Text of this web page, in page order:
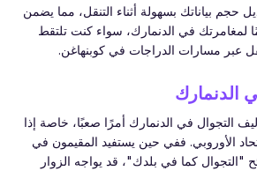
حجم بياناتك بسهولة أثناء التنقل، مما يضمن
لمغامرتك في الدنمارك، سواء كنت تلتقط
عبر مسارات الدراجات في كوبنهاغن.
الدنمارك
التجوال في الدنمارك أمرًا صعبًا، خاصة إذا
الأوروبي. ففي حين يستفيد المقيمون في
"التجوال كما في بلدك"، قد يواجه الزوار